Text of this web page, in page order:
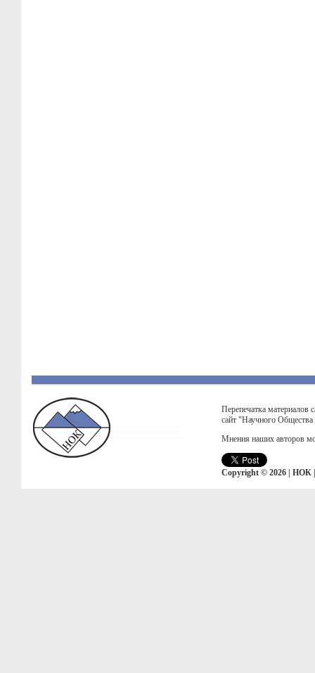
Перепечатка материалов
сайт "Научного
Мнения наших авторов
Copyright © 2026 | НОК